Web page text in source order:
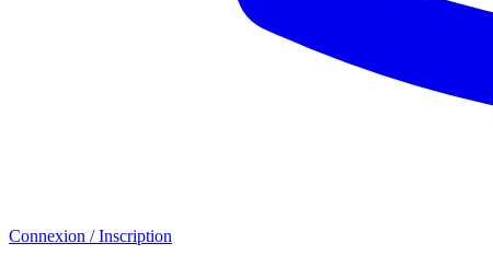
Connexion / Inscription